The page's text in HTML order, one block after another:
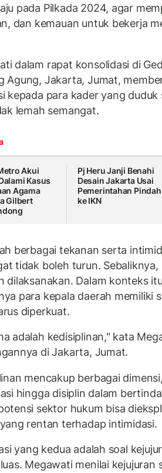
pada Pilkada 2024, agar
dan kemauan untuk bekerja
dalam rapat konsolidasi di
Agung, Jakarta, Jumat,
kepada para kader yang duduk
lemah semangat.
Akui
Kasus
Agama
Gilbert
Pj Heru Janji Benahi
Desain Jakarta Usai
Pemerintahan Pindah
ke IKN
berbagai tekanan serta
tidak boleh turun. Sebaliknya,
dilaksanakan. Dalam konteks
para kepala daerah memiliki
diperkuat.
adalah kedisiplinan," kata
di Jakarta, Jumat.
mencakup berbagai
hingga disiplin dalam
sektor hukum bisa
rentan terhadap intimidasi.
yang kedua adalah soal
Megawati menilai kejujuran